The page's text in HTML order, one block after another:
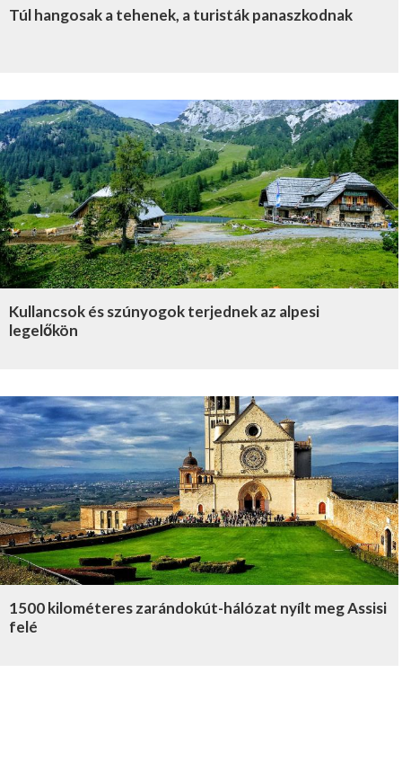
Túl hangosak a tehenek, a turisták panaszkodnak
Kullancsok és szúnyogok terjednek az alpesi
legelőkön
1500 kilométeres zarándokút-hálózat nyílt meg Assisi
felé